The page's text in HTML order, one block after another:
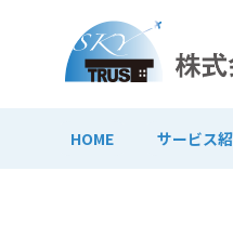
HOME サービス